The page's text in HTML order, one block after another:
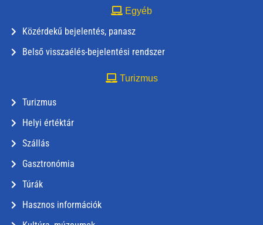
Egyéb
Közérdekű bejelentés, panasz
Belső visszaélés-bejelentési rendszer
Turizmus
Turizmus
Helyi értéktár
Szállás
Gasztronómia
Túrák
Hasznos információk